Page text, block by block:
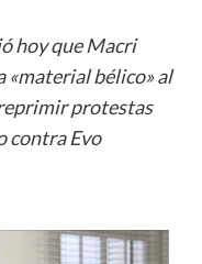
hoy que Macri
«material bélico» al
protestas
contra Evo